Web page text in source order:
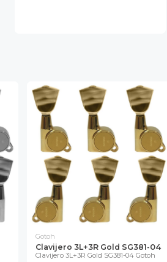
Gotoh
Clavijero 3L+3R Gold SG381-04
Clavijero 3L+3R Gold SG381-04 Gotoh